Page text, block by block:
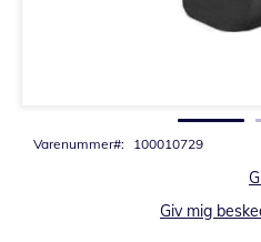
Varenummer 100010729
Giv mig